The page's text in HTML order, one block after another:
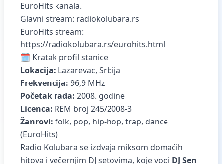
EuroHits kanala.
Glavni stream: radiokolubara.rs
EuroHits stream:
https://radiokolubara.rs/eurohits.html
🗓️ Kratak profil stanice
Lokacija: Lazarevac, Srbija
Frekvencija: 96,9 MHz
Početak rada: 2008. godine
Licenca: REM broj 245/2008‑3
Žanrovi: folk, pop, hip-hop, trap, dance
(EuroHits)
Radio Kolubara se izdvaja miksom domaćih
hitova i večernjim DJ setovima, koje vodi DJ Sen